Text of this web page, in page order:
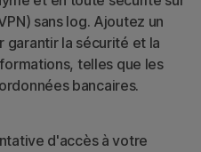
sans log. Ajoutez un
garantir la sécurité et la
telles que les
bancaires.
d'accès à votre